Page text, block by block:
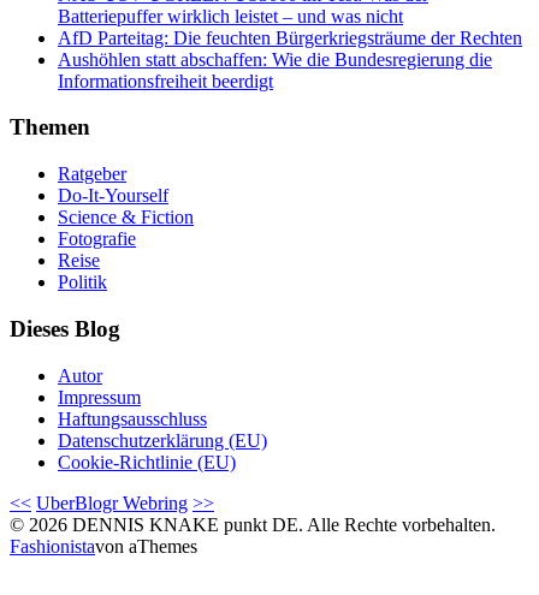
Batteriepuffer wirklich leistet – und was nicht
AfD Parteitag: Die feuchten Bürgerkriegsträume der Rechten
Aushöhlen statt abschaffen: Wie die Bundesregierung die
Informationsfreiheit beerdigt
Themen
Ratgeber
Do-It-Yourself
Science & Fiction
Fotografie
Reise
Politik
Dieses Blog
Autor
Impressum
Haftungsausschluss
Datenschutzerklärung (EU)
Cookie-Richtlinie (EU)
<< UberBlogr Webring >>
© 2026 DENNIS KNAKE punkt DE. Alle Rechte vorbehalten.
Fashionistavon aThemes